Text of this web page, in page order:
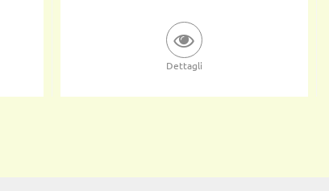
Dettagli